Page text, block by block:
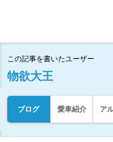
この記事を書いたユーザー
物欲大王
ブログ 愛車紹介 ア